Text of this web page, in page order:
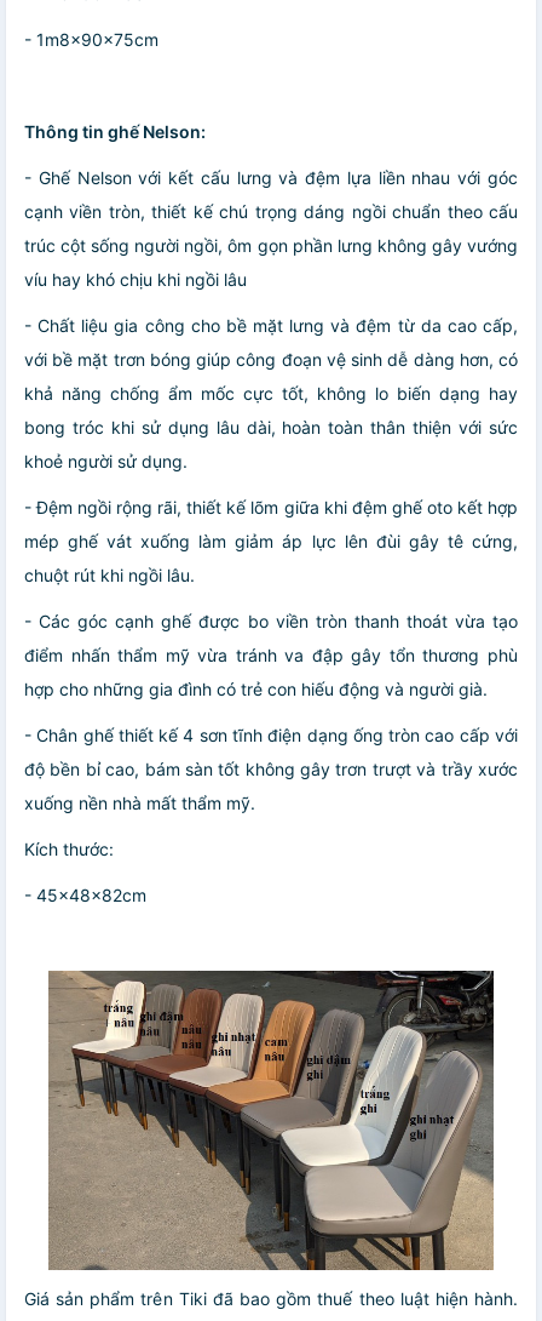
- 1m8x90x75cm
Thông tin ghế Nelson:
- Ghế Nelson với kết cấu lưng và đệm lựa liền nhau với góc
cạnh viền tròn, thiết kế chú trọng dáng ngồi chuẩn theo cấu
trúc cột sống người ngồi, ôm gọn phần lưng không gây vướng
víu hay khó chịu khi ngồi lâu
- Chất liệu gia công cho bề mặt lưng và đệm từ da cao cấp,
với bề mặt trơn bóng giúp công đoạn vệ sinh dễ dàng hơn, có
khả năng chống ẩm mốc cực tốt, không lo biến dạng hay
bong tróc khi sử dụng lâu dài, hoàn toàn thân thiện với sức
khoẻ người sử dụng.
- Đệm ngồi rộng rãi, thiết kế lõm giữa khi đệm ghế oto kết hợp
mép ghế vát xuống làm giảm áp lực lên đùi gây tê cứng,
chuột rút khi ngồi lâu.
- Các góc cạnh ghế được bo viền tròn thanh thoát vừa tạo
điểm nhấn thẩm mỹ vừa tránh va đập gây tổn thương phù
hợp cho những gia đình có trẻ con hiếu động và người già.
- Chân ghế thiết kế 4 sơn tĩnh điện dạng ống tròn cao cấp với
độ bền bỉ cao, bám sàn tốt không gây trơn trượt và trầy xước
xuống nền nhà mất thẩm mỹ.
Kích thước:
- 45x48x82cm
Giá sản phẩm trên Tiki đã bao gồm thuế theo luật hiện hành.